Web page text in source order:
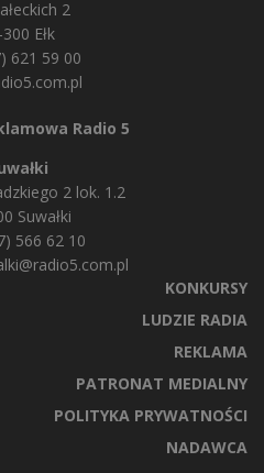
2
Ełk
621 59 00
Radio 5
2 lok. 1.2
Suwałki
566 62 10
KONKURSY
LUDZIE RADIA
REKLAMA
PATRONAT MEDIALNY
POLITYKA PRYWATNOŚCI
NADAWCA